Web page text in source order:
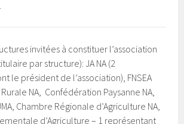
invitées à constituer l’association
par structure): JA NA (2
le président de l’association), FNSEA
NA, Confédération Paysanne NA,
Chambre Régionale d’Agriculture NA,
d’Agriculture – 1 représentant